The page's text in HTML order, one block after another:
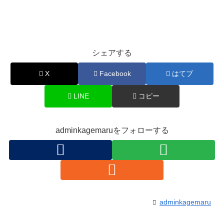
シェアする
X Facebook はてブ
LINE コピー
adminkagemaruをフォローする
adminkagemaru